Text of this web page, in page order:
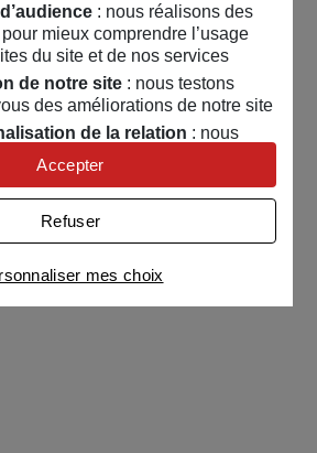
: nous réalisons des
mieux comprendre l’usage
du site et de nos services
de notre site: nous testons
des améliorations de notre site
de la relation : nous
de cookies pour adapter nos
personnaliser nos offres
: nous utilisons avec
des cookies pour afficher des
cookies et la liste de nos
mes choix
Refuser
Accepter